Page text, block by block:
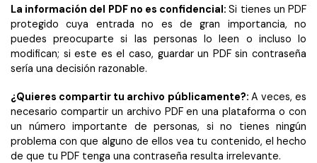
Finanzas
Gobierno
Publicación
Freelancer
Explorar todas las características
Videos tutoriales
PDFelement para iOS
PDFelement para Android
Explorar más
Plantillas de PDF gratuitas
La información del PDF no es confidencial:Si tienes un PDF
protegido cuya entrada no es de gran importancia, no
puedes preocuparte si las personas lo leen o incluso lo
modifican; si este es el caso, guardar un PDF sin contraseña
sería una decisión razonable.
¿Quieres compartir tu archivo públicamente?: A veces, es
necesario compartir un archivo PDF en una plataforma o con
un número importante de personas, si no tienes ningún
problema con que alguno de ellos vea tu contenido, el hecho
de que tu PDF tenga una contraseña resulta irrelevante.